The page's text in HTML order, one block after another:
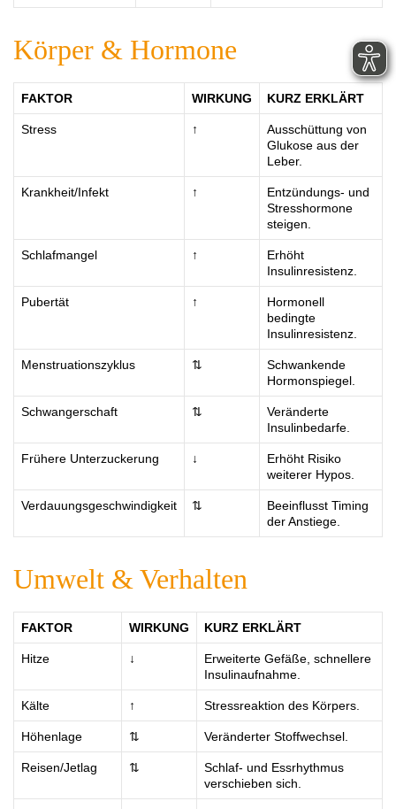
Körper & Hormone
FAKTOR WIRKUNG KURZ ERKLÄRT
Stress ↑
Ausschüttung von
Glukose aus der
Leber.
Krankheit/Infekt ↑
Entzündungs- und
Stresshormone
steigen.
Schlafmangel ↑
Erhöht
Insulinresistenz.
Pubertät ↑
Hormonell
bedingte
Insulinresistenz.
Menstruationszyklus ⇅
Schwankende
Hormonspiegel.
Schwangerschaft ⇅
Veränderte
Insulinbedarfe.
Frühere Unterzuckerung ↓
Erhöht Risiko
weiterer Hypos.
Verdauungsgeschwindigkeit ⇅
Beeinflusst Timing
der Anstiege.
Umwelt & Verhalten
FAKTOR WIRKUNG KURZ ERKLÄRT
Hitze ↓
Erweiterte Gefäße, schnellere
Insulinaufnahme.
Kälte ↑ Stressreaktion des Körpers.
Höhenlage ⇅ Veränderter Stoffwechsel.
Reisen/Jetlag ⇅
Schlaf- und Essrhythmus
verschieben sich.